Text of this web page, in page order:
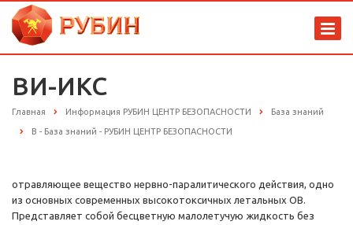
ВИ-ИКС
Главная Информация РУБИН ЦЕНТР БЕЗОПАСНОСТИ База знаний
В - База знаний - РУБИН ЦЕНТР БЕЗОПАСНОСТИ
отравляющее вещество нервно-паралитического действия, одно
из основных современных высокотоксичных летальных ОВ.
Представляет собой бесцветную малолетучую жидкость без